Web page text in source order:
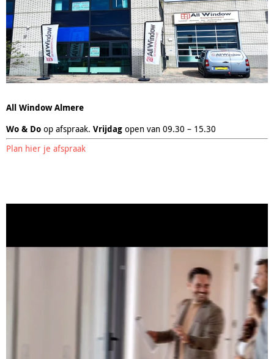
All Window Almere
Wo & Do op afspraak. Vrijdag open van 09.30 – 15.30
Plan hier je afspraak